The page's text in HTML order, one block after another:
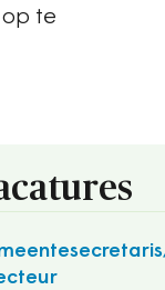
te